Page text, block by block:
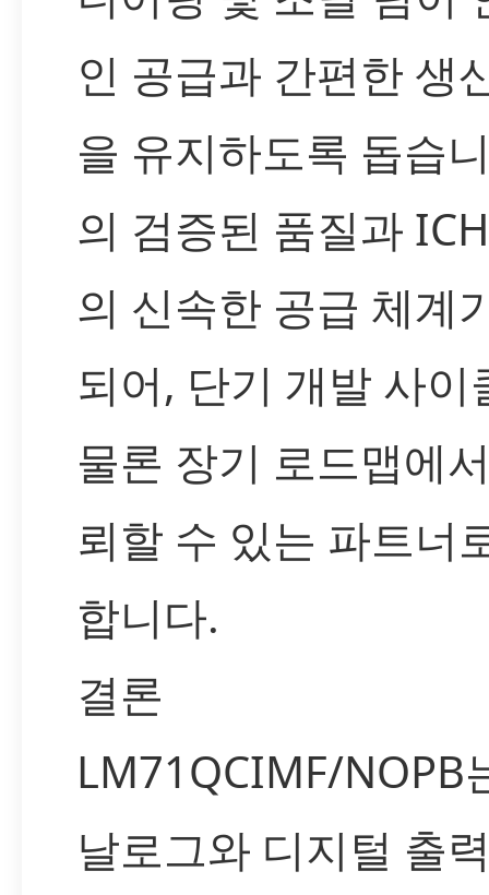
인 공급과 간편한 생
을 유지하도록 돕습
의 검증된 품질과
의 신속한 공급 체계
되어, 단기 개발 사이
물론 장기 로드맵에
뢰할 수 있는 파트너
합니다.
결론
LM71QCIMF/NOPB
날로그와 디지털 출